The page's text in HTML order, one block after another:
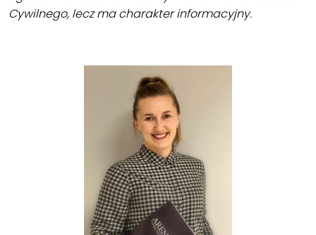
Cywilnego, lecz ma charakter informacyjny.